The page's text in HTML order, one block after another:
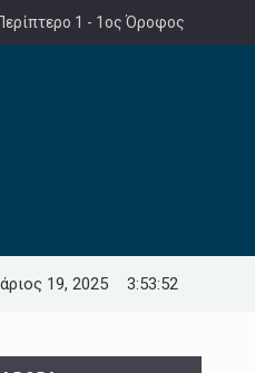
1 - 1ος Όροφος
3:53:53
19, 2025